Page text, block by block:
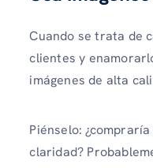
Cuando se trata de
clientes y
imágenes de alta
Piénselo:
claridad?